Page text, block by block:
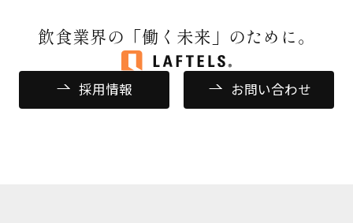
飲食業界の 「働く未来」のために。
採用情報 お問い合わせ